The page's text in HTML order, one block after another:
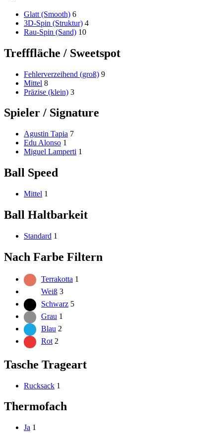
Glatt (Smooth) 6
3D-Spin (Struktur) 4
Rau-Spin (Sand) 10
Trefffläche / Sweetspot
Fehlerverzeihend (groß) 9
Mittel 8
Präzise (klein) 3
Spieler / Signature
Agustin Tapia 7
Edu Alonso 1
Miguel Lamperti 1
Ball Speed
Mittel 1
Ball Haltbarkeit
Standard 1
Nach Farbe Filtern
Terrakotta 1
Weiß 3
Schwarz 5
Grau 1
Blau 2
Rot 2
Tasche Trageart
Rucksack 1
Thermofach
Ja 1